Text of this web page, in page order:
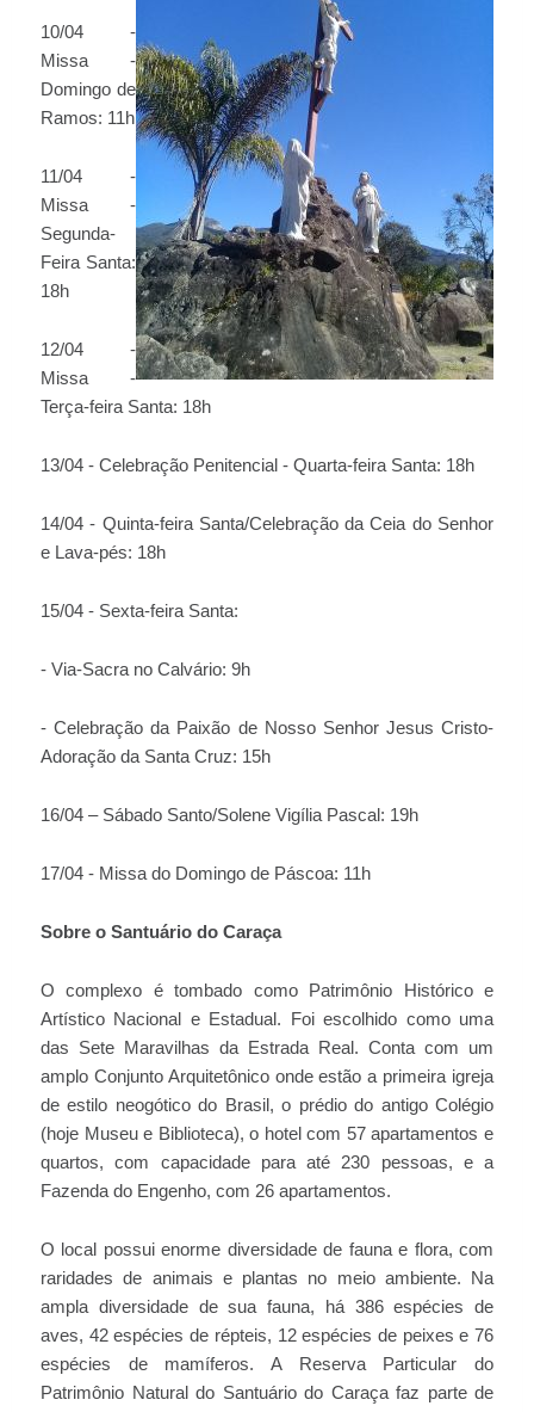
10/04 -
Missa -
Domingo de
Ramos: 11h
11/04 -
Missa -
Segunda-
Feira Santa:
18h
12/04 -
Missa -
Terça-feira Santa: 18h
13/04 - Celebração Penitencial - Quarta-feira Santa: 18h
14/04 - Quinta-feira Santa/Celebração da Ceia do Senhor
e Lava-pés: 18h
15/04 - Sexta-feira Santa:
- Via-Sacra no Calvário: 9h
- Celebração da Paixão de Nosso Senhor Jesus Cristo-
Adoração da Santa Cruz: 15h
16/04 – Sábado Santo/Solene Vigília Pascal: 19h
17/04 - Missa do Domingo de Páscoa: 11h
Sobre o Santuário do Caraça
O complexo é tombado como Patrimônio Histórico e
Artístico Nacional e Estadual. Foi escolhido como uma
das Sete Maravilhas da Estrada Real. Conta com um
amplo Conjunto Arquitetônico onde estão a primeira igreja
de estilo neogótico do Brasil, o prédio do antigo Colégio
(hoje Museu e Biblioteca), o hotel com 57 apartamentos e
quartos, com capacidade para até 230 pessoas, e a
Fazenda do Engenho, com 26 apartamentos.
O local possui enorme diversidade de fauna e flora, com
raridades de animais e plantas no meio ambiente. Na
ampla diversidade de sua fauna, há 386 espécies de
aves, 42 espécies de répteis, 12 espécies de peixes e 76
espécies de mamíferos. A Reserva Particular do
Patrimônio Natural do Santuário do Caraça faz parte de